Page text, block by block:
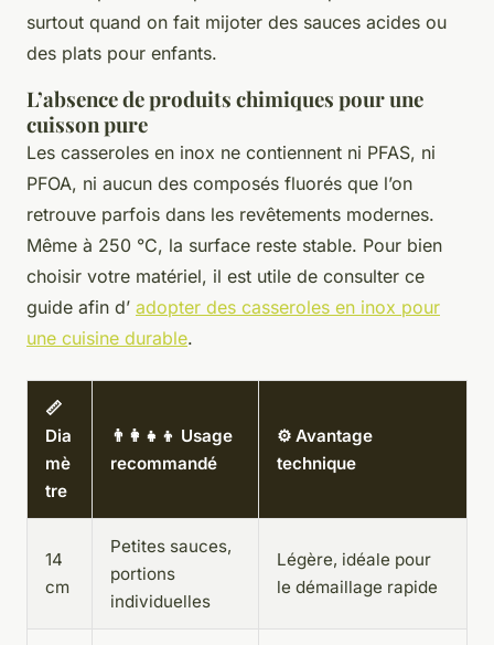
surtout quand on fait mijoter des sauces acides ou
des plats pour enfants.
L’absence de produits chimiques pour une
cuisson pure
Les casseroles en inox ne contiennent ni PFAS, ni
PFOA, ni aucun des composés fluorés que l’on
retrouve parfois dans les revêtements modernes.
Même à 250 °C, la surface reste stable. Pour bien
choisir votre matériel, il est utile de consulter ce
guide afin d’ adopter des casseroles en inox pour
une cuisine durable.
📏
Dia
mè
tre
👨‍👩‍👧‍👦 Usage
recommandé
⚙️ Avantage
technique
14
cm
Petites sauces,
portions
individuelles
Légère, idéale pour
le démaillage rapide